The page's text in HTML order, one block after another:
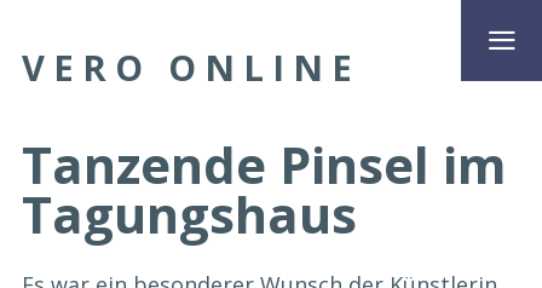
VERO ONLINE
Tanzende Pinsel im
Tagungshaus